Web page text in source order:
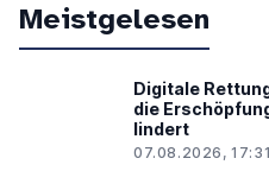
Meistgelesen
Digitale
die
lindert
07.08.2026,